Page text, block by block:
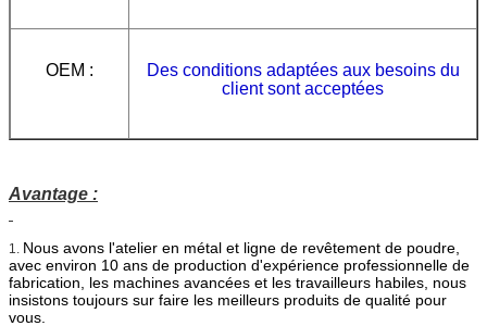
OEM :
Des conditions adaptées aux besoins du
client sont acceptées
Avantage :
1. Nous avons l'atelier en métal et ligne de revêtement de poudre,
avec environ 10 ans de production d'expérience professionnelle de
fabrication, les machines avancées et les travailleurs habiles, nous
insistons toujours sur faire les meilleurs produits de qualité pour
vous.